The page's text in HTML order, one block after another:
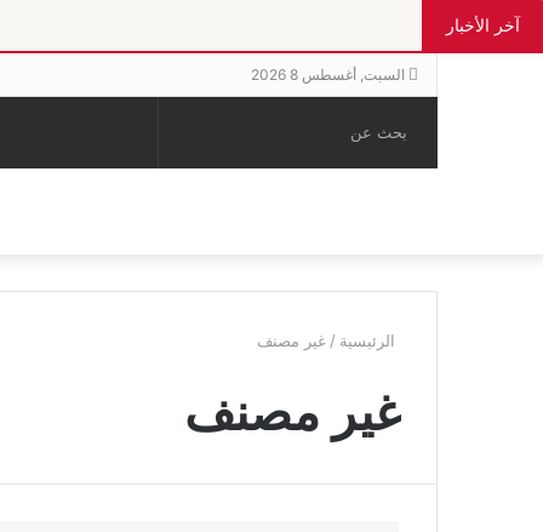
آخر الأخبار
السبت, أغسطس 8 2026
بحث
الرئيسية / غير مصنف
غير مصنف